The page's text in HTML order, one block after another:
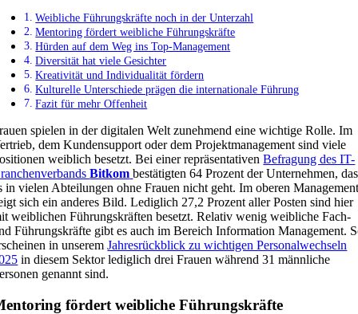
Weibliche Führungskräfte noch in der Unterzahl
Mentoring fördert weibliche Führungskräfte
Hürden auf dem Weg ins Top-Management
Diversität hat viele Gesichter
Kreativität und Individualität fördern
Kulturelle Unterschiede prägen die internationale Führung
Fazit für mehr Offenheit
spielen in der digitalen Welt zunehmend eine wichtige Rolle. Im
dem Kundensupport oder dem Projektmanagement sind viele
weiblich besetzt. Bei einer repräsentativenBefragung des IT-
Bitkom bestätigten 64 Prozent der Unternehmen,
in vielen Abteilungen ohne Frauen nicht geht. Im oberen
sich ein anderes Bild. Lediglich 27,2 Prozent aller Posten sind hier
weiblichen Führungskräften besetzt. Relativ wenig weibliche Fach-
Führungskräfte gibt es auch im Bereich Information Management.
in unseremJahresrückblick zu wichtigen Personalwechseln
in diesem Sektor lediglich drei Frauen während 31 männliche
genannt sind.
fördert weibliche Führungskräfte